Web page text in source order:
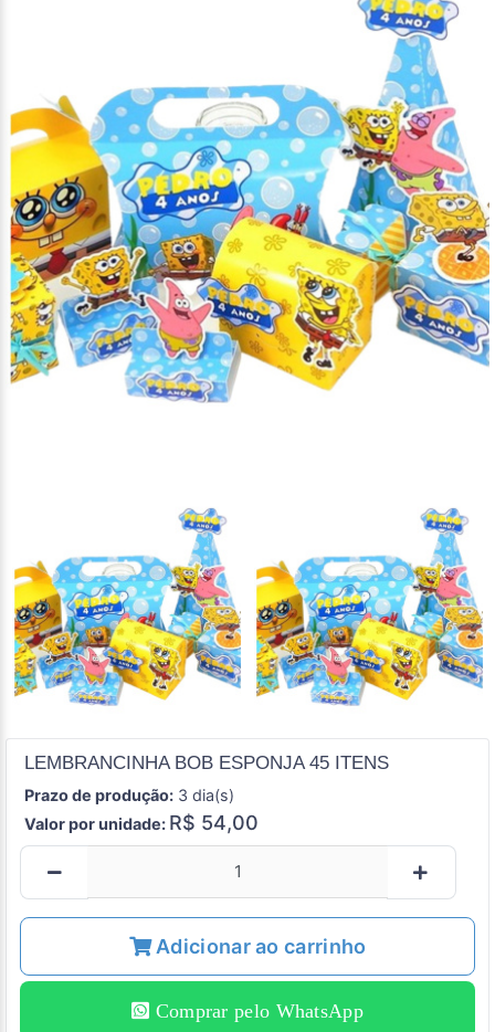
LEMBRANCINHA BOB ESPONJA 45 ITENS
Prazo de produção: 3 dia(s)
Valor por unidade: R$ 54,00
Adicionar ao carrinho
Comprar pelo WhatsApp